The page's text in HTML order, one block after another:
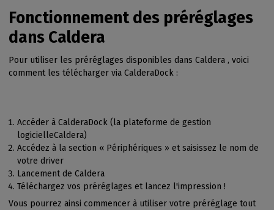
Fonctionnement des préréglages
dans Caldera
Pour utiliser les préréglages disponibles dans Caldera , voici
comment les télécharger via CalderaDock :
Accéder à CalderaDock (la plateforme de gestion
logicielleCaldera)
Accédez à la section « Périphériques » et saisissez le nom de
votre driver
Lancement de Caldera
Téléchargez vos préréglages et lancez l'impression !
Vous pourrez ainsi commencer à utiliser votre préréglage tout